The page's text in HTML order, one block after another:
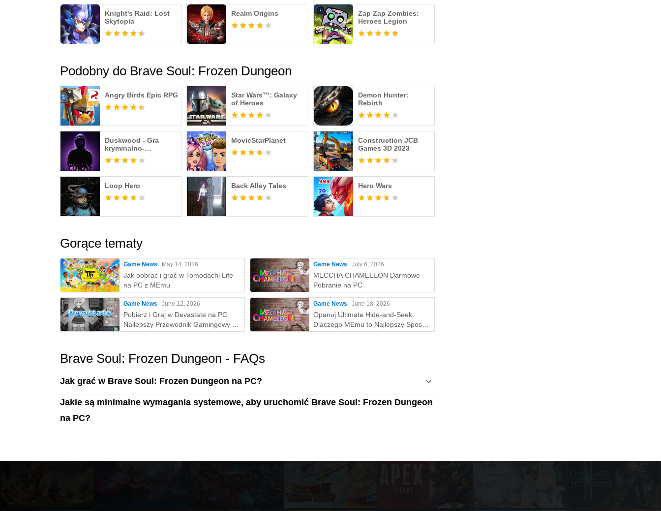
Knight's Raid: Lost
Skytopia
Realm Origins
Zap Zap Zombies:
Heroes Legion
Podobny do Brave Soul: Frozen Dungeon
Angry Birds Epic RPG
Star Wars™: Galaxy
of Heroes
Demon Hunter:
Rebirth
Duskwood - Gra
kryminalno-
detektywistyczna
MovieStarPlanet
Construction JCB
Games 3D 2023
Loop Hero Back Alley Tales Hero Wars
Gorące tematy
Game News May 14, 2026
Jak pobrać i grać w Tomodachi Life
na PC z MEmu
Game News June 12, 2026
Pobierz i Graj w Devastate na PC:
Najlepszy Przewodnik Gamingowy z
MEmu Play
Game News July 6, 2026
MECCHA CHAMELEON Darmowe
Pobranie na PC
Game News June 18, 2026
Opanuj Ultimate Hide-and-Seek:
Dlaczego MEmu to Najlepszy Sposób
na Grę w MECCHA CHAMELEON na
Brave Soul: Frozen Dungeon - FAQs
Jak grać w Brave Soul: Frozen Dungeon na PC?
Jakie są minimalne wymagania systemowe, aby uruchomić Brave Soul: Frozen Dungeon
na PC?